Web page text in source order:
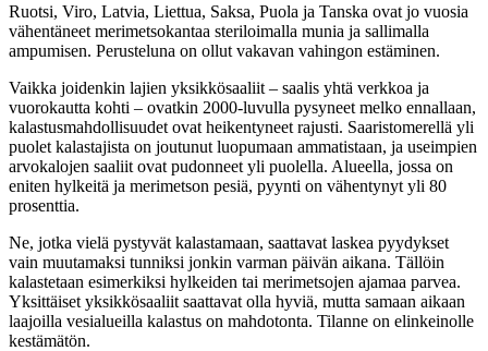
Ruotsi, Viro, Latvia, Liettua, Saksa, Puola ja Tanska ovat jo vuosia
vähentäneet merimetsokantaa steriloimalla munia ja sallimalla
ampumisen. Perusteluna on ollut vakavan vahingon estäminen.
Vaikka joidenkin lajien yksikkösaaliit – saalis yhtä verkkoa ja
vuorokautta kohti – ovatkin 2000-luvulla pysyneet melko ennallaan,
kalastusmahdollisuudet ovat heikentyneet rajusti. Saaristomerellä yli
puolet kalastajista on joutunut luopumaan ammatistaan, ja useimpien
arvokalojen saaliit ovat pudonneet yli puolella. Alueella, jossa on
eniten hylkeitä ja merimetson pesiä, pyynti on vähentynyt yli 80
prosenttia.
Ne, jotka vielä pystyvät kalastamaan, saattavat laskea pyydykset
vain muutamaksi tunniksi jonkin varman päivän aikana. Tällöin
kalastetaan esimerkiksi hylkeiden tai merimetsojen ajamaa parvea.
Yksittäiset yksikkösaaliit saattavat olla hyviä, mutta samaan aikaan
laajoilla vesialueilla kalastus on mahdotonta. Tilanne on elinkeinolle
kestämätön.